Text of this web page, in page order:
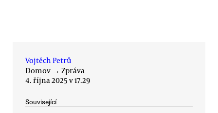
Vojtěch Petrů
Domov → Zpráva
4. října 2025 v 17.29
Související